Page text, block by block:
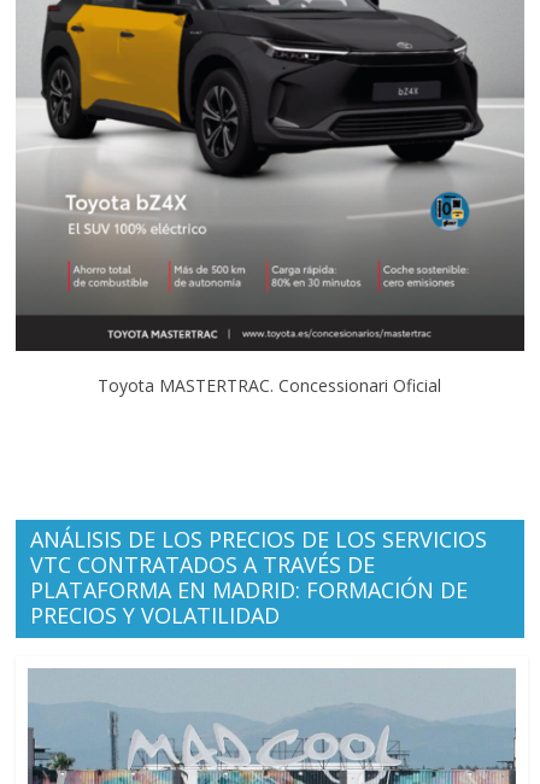
Toyota MASTERTRAC. Concessionari Oficial
ANÁLISIS DE LOS PRECIOS DE LOS SERVICIOS
VTC CONTRATADOS A TRAVÉS DE
PLATAFORMA EN MADRID: FORMACIÓN DE
PRECIOS Y VOLATILIDAD